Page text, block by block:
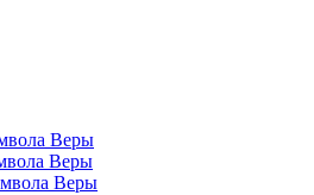
Веры
Веры
Веры